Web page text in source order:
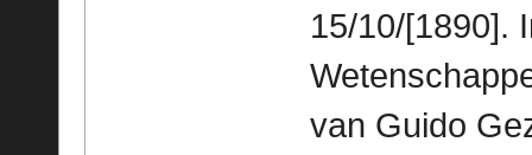
15/10/[1890].
van Guido